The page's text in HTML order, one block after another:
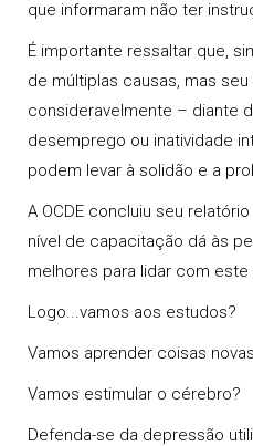
que informaram não ter i
É importante ressaltar que,
de múltiplas causas, mas
consideravelmente – diante
desemprego ou inatividade
podem levar à solidão e a
A OCDE concluiu seu
nível de capacitação dá às
melhores para lidar com este
Logo...vamos aos estudos?
Vamos aprender coisas
Vamos estimular o cérebro?
Defenda-se da depressão